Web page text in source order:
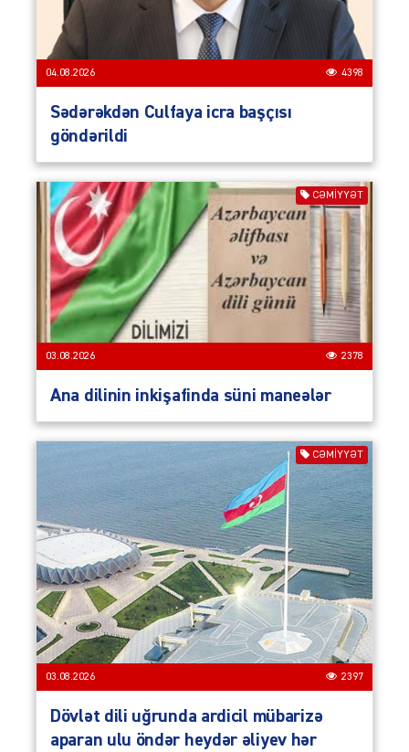
04.08.2026 4398
Sədərəkdən Culfaya icra başçısı
göndərildi
CƏMIYYƏT
03.08.2026 2378
Ana dilinin inkişafinda süni maneələr
CƏMIYYƏT
03.08.2026 2397
Dövlət dili uğrunda ardicil mübarizə
aparan ulu öndər heydər əliyev hər